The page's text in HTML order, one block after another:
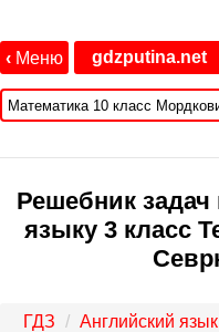
‹ Меню gdzputina.net
Решебник
языку 3 класс
ГДЗ Английский язык